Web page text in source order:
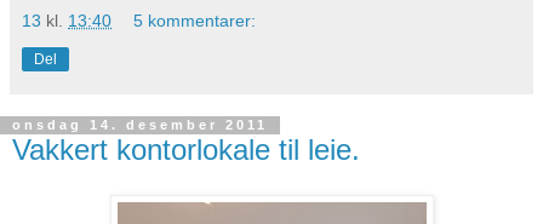
13 kl. 13:40 5 kommentarer:
Del
onsdag 14. desember 2011
Vakkert kontorlokale til leie.